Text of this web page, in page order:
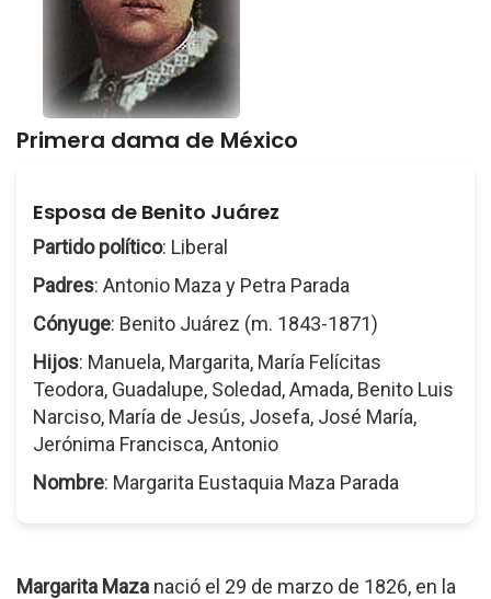
Primera dama de México
Esposa de Benito Juárez
Partido político: Liberal
Padres: Antonio Maza y Petra Parada
Cónyuge: Benito Juárez (m. 1843-1871)
Hijos: Manuela, Margarita, María Felícitas
Teodora, Guadalupe, Soledad, Amada, Benito Luis
Narciso, María de Jesús, Josefa, José María,
Jerónima Francisca, Antonio
Nombre: Margarita Eustaquia Maza Parada
Margarita Maza nació el 29 de marzo de 1826, en la